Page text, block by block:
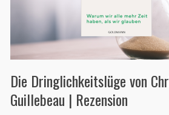
Die Dringlichkeitslüge von
Guillebeau | Rezension